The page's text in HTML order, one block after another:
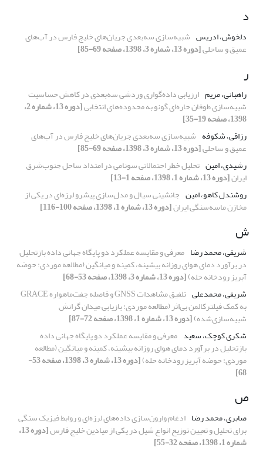
د
دلخوش، ادریس شبیه‌سازی سه‌بعدی جریان‌های خلیج فارس در آب‌های
عمیق و ساحلی[دوره 13، شماره 3، 1398، صفحه 69-85]
ر
راهبانی، مریم ارزیابی داده‌گواری وردشی سه‌بعدی در کاهش حساسیت
شبیه‌سازی طوفان حاره‌ای گونو به محدوده‌های انتخابی [دوره 13، شماره 2،
1398، صفحه 19-35]
رزاقی، شکوفه شبیه‌سازی سه‌بعدی جریان‌های خلیج فارس در آب‌های
عمیق و ساحلی[دوره 13، شماره 3، 1398، صفحه 69-85]
رشیدی، امین تحلیل خطر احتمالاتی سونامی در امتداد ساحل جنوب‌شرق
ایران[دوره 13، شماره 1، 1398، صفحه 1-13]
روشندل کاهو، امین جانشینی سیال و مدل‌سازی پیشرو لرزه‌ای در یکی از
مخازن ماسه‌سنگی ایران[دوره 13، شماره 1، 1398، صفحه 100-116]
ش
شریفی، محمد رضا معرفی و مقایسه عملکرد دو پایگاه جهانی داده بازتحلیل
در برآورد دمای هوای روزانه بیشینه، کمینه و میانگین (مطالعه موردی: حوضه
آبریز رودخانه حله)[دوره 13، شماره 3، 1398، صفحه 53-68]
شریفی، محمدعلی
تلفیق مشاهدات GNSS و فاصله جفت‌ماهواره GRACE
به کمک فیلترکالمن بی‌اثر (مطالعه موردی: بازیابی میدان گرانش
شبیه‌سازی‌شده)[دوره 13، شماره 1، 1398، صفحه 72-87]
شکری کوچک، سعید معرفی و مقایسه عملکرد دو پایگاه جهانی داده
بازتحلیل در برآورد دمای هوای روزانه بیشینه، کمینه و میانگین (مطالعه
موردی: حوضه آبریز رودخانه حله) [دوره 13، شماره 3، 1398، صفحه 53-
68]
ص
صابری، محمد رضا ادغام وارون‌سازی داده‌های لرزه‌ای و روابط فیزیک سنگی
برای تحلیل و تعیین توزیع انواع شیل در یکی از میادین خلیج‌ فارس [دوره 13،
شماره 1، 1398، صفحه 32-55]